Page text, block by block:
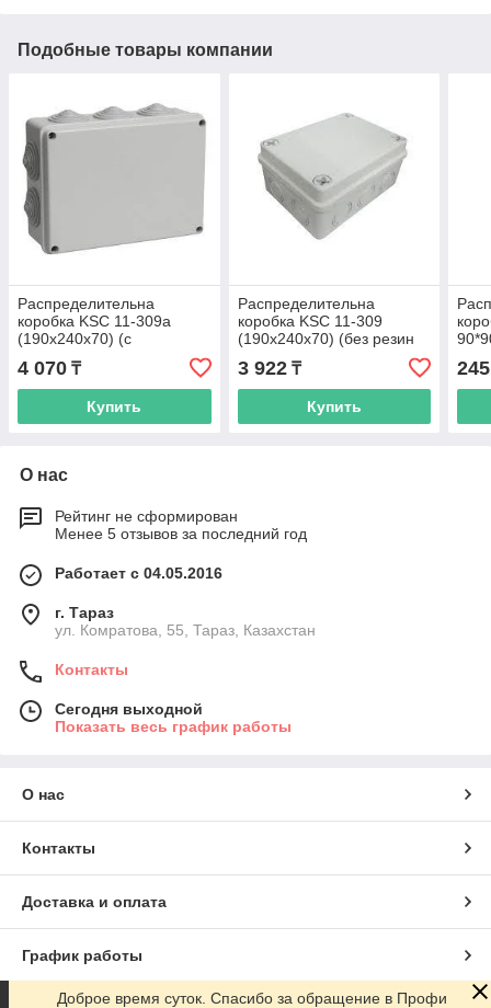
Подобные товары компании
Распределительна
коробка KSC 11-309а
(190х240х70) (с
4 070 ₸
Купить
Распределительна
коробка KSC 11-309
(190х240х70) (без резин
3 922₸
Купить
245
О нас
Рейтинг не сформирован
Менее 5 отзывов за последний год
Работает с 04.05.2016
г. Тараз
ул. Комратова, 55, Тараз, Казахстан
Контакты
Сегодня выходной
Показать весь график работы
О нас
Контакты
Доставка и оплата
График работы
Доброе время суток. Спасибо за обращение в Профи